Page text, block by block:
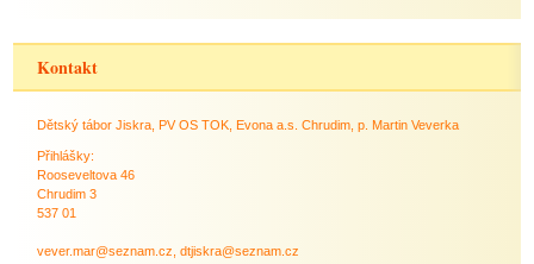
Kontakt
Dětský tábor Jiskra, PV OS TOK, Evona a.s. Chrudim, p. Martin Veverka
Přihlášky:
Rooseveltova 46
Chrudim 3
537 01
vever.mar@seznam.cz, dtjiskra@seznam.cz